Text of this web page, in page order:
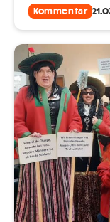
Kommentar